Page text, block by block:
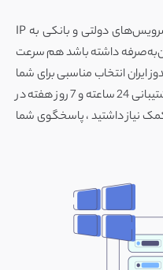
اگر برای استفاده از برخی سامانه‌ها و سرویس‌های دولتی و بانکی به IP
داشته باشد هم سرعت
ایران انتخاب مناسبی برای شما
خواهد بود. ما در وی‌پی‌اس مارکت با پشتیبانی 24 ساعته و 7 روز هفته در
نیاز داشتید ، پاسخگوی شما